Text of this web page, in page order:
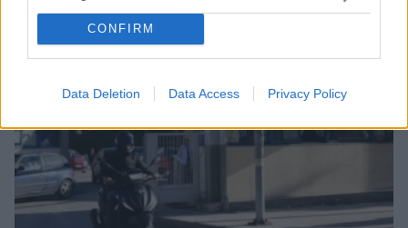
CONFIRM
Data Deletion Data Access Privacy Policy